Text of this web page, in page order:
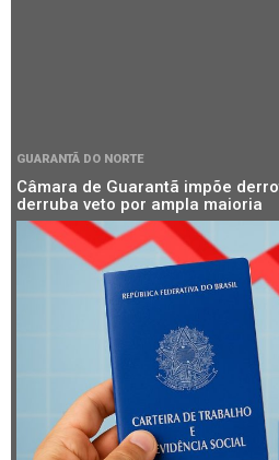
GUARANTÃ DO NORTE
Câmara de Guarantã impõe
derruba veto por ampla maioria